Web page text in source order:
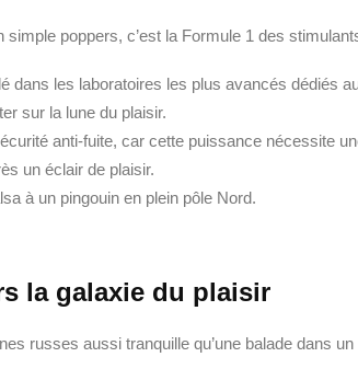
poppers, c’est la Formule 1 des
dans les laboratoires les plus avancés dédiés
sur la lune du plaisir.
anti-fuite, car cette puissance nécessite
un éclair de plaisir.
à un pingouin en plein pôle Nord.
la galaxie du plaisir
russes aussi tranquille qu’une balade dans un